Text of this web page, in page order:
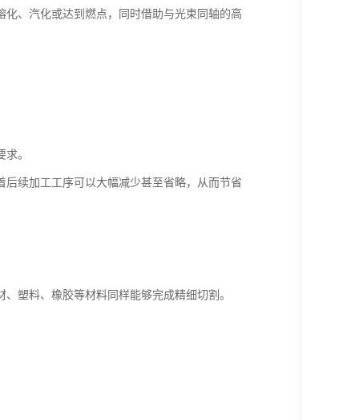
、汽化或达到燃点，同时借助与光束同轴的高
。
续加工工序可以大幅减少甚至省略，从而节省
塑料、橡胶等材料同样能够完成精细切割。